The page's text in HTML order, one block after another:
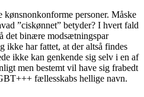
personer. Måske
”ciskønnet” betyder? I hvert fald
det binære modsætningspar
ikke har fattet, at der altså findes
ikke kan genkende sig selv i en af
men bestemt vil have sig frabedt
fællesskabs hellige navn.